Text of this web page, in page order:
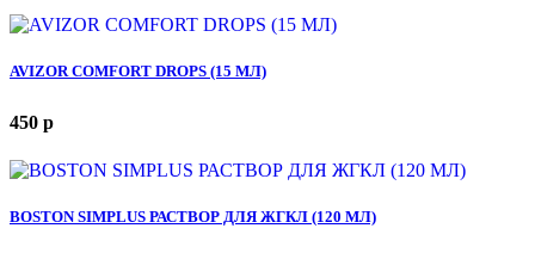
AVIZOR COMFORT DROPS (15 МЛ)
450 p
BOSTON SIMPLUS РАСТВОР ДЛЯ ЖГКЛ (120 МЛ)